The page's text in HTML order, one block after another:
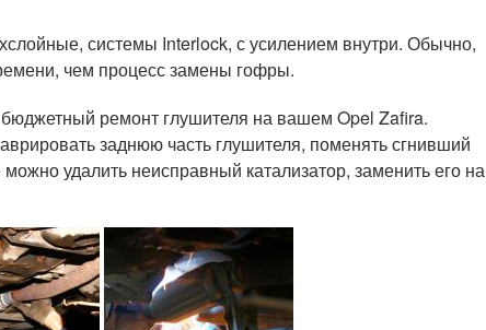
системы Interlock, с усилением внутри. Обычно,
чем процесс замены гофры.
ремонт глушителя на вашем Opel Zafira.
заднюю часть глушителя, поменять сгнивший
удалить неисправный катализатор, заменить его на